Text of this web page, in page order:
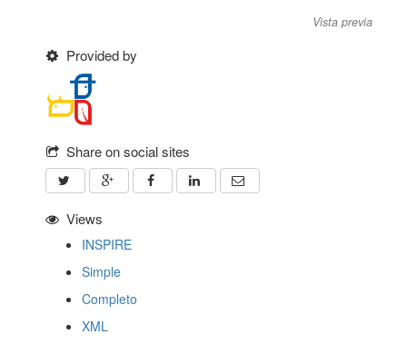
Vista previa
Provided by
Share on social sites
Views
INSPIRE
Simple
Completo
XML